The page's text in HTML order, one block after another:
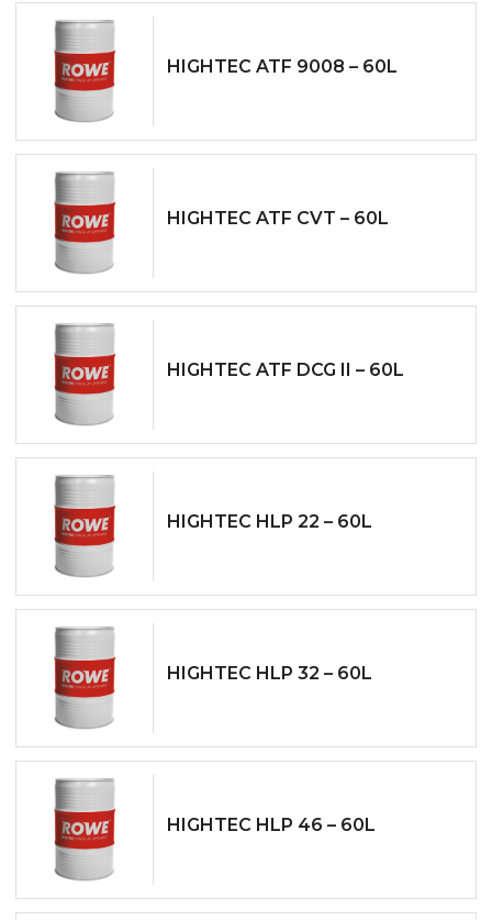
HIGHTEC ATF 9008 – 60L
HIGHTEC ATF CVT – 60L
HIGHTEC ATF DCG II – 60L
HIGHTEC HLP 22 – 60L
HIGHTEC HLP 32 – 60L
HIGHTEC HLP 46 – 60L